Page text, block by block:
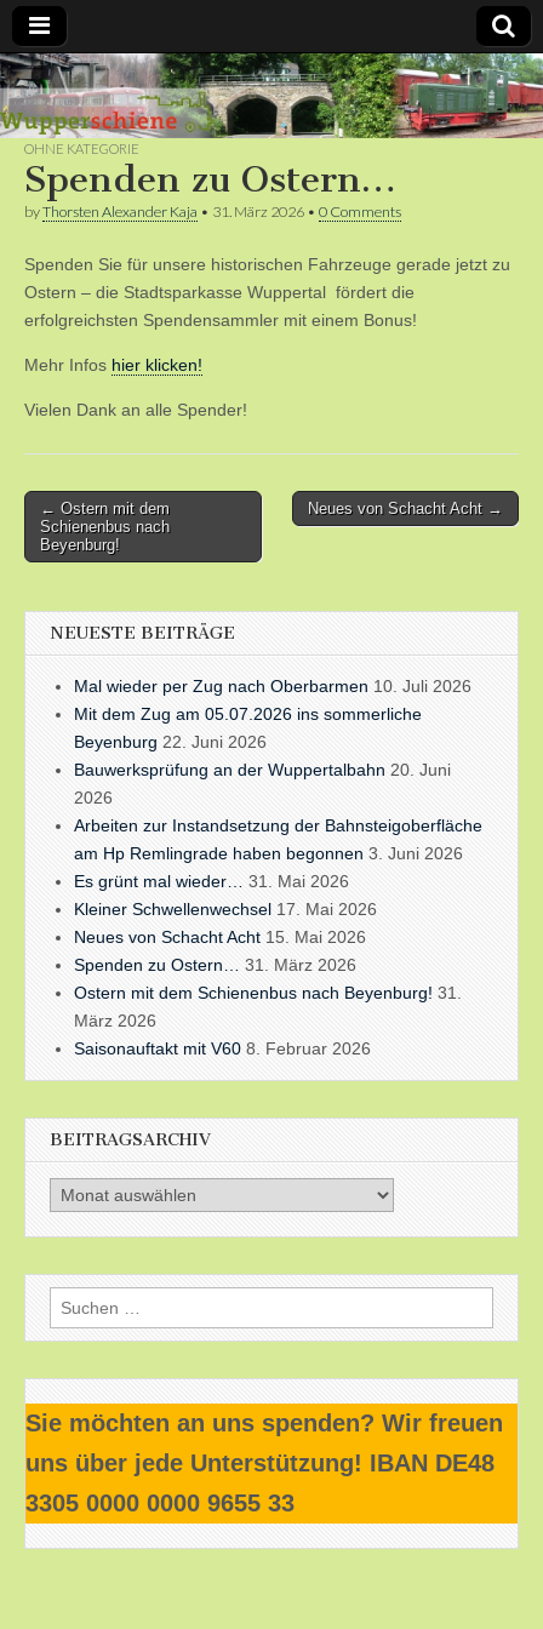
Bergische
Bahnen /
Förderverein
Wupperschiene
e.V.
OHNE KATEGORIE
Spenden zu Ostern…
byThorsten Alexander Kaja • 31. März 2026 • 0 Comments
Spenden Sie für unsere historischen Fahrzeuge gerade jetzt zu
Ostern – die Stadtsparkasse Wuppertal fördert die
erfolgreichsten Spendensammler mit einem Bonus!
Mehr Infos hier klicken!
Vielen Dank an alle Spender!
Post
navigation
← Ostern mit dem
Schienenbus nach
Beyenburg!
Neues von Schacht Acht →
NEUESTE BEITRÄGE
Mal wieder per Zug nach Oberbarmen 10. Juli 2026
Mit dem Zug am 05.07.2026 ins sommerliche
Beyenburg 22. Juni 2026
Bauwerksprüfung an der Wuppertalbahn 20. Juni
2026
Arbeiten zur Instandsetzung der Bahnsteigoberfläche
am Hp Remlingrade haben begonnen 3. Juni 2026
Es grünt mal wieder…
31. Mai 2026
Kleiner Schwellenwechsel 17. Mai 2026
Neues von Schacht Acht 15. Mai 2026
Spenden zu Ostern…
31. März 2026
Ostern mit dem Schienenbus nach Beyenburg! 31.
März 2026
Saisonauftakt mit V60 8. Februar 2026
BEITRAGSARCHIV
Beitragsarchiv
Suchen
nach:
Sie möchten an uns spenden? Wir freuen
uns über jede Unterstützung! IBAN DE48
3305 0000 0000 9655 33